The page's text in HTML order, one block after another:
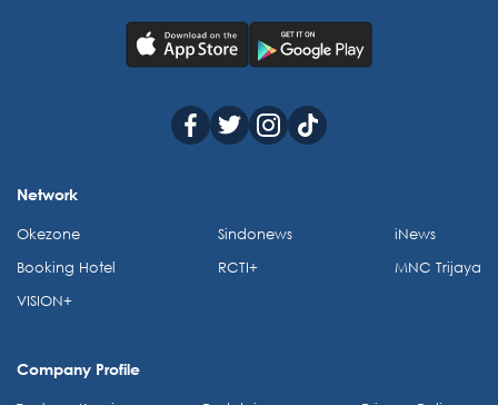
Network
Okezone
Booking Hotel
VISION+
Sindonews
RCTI+
iNews
MNC Trijaya
Company Profile